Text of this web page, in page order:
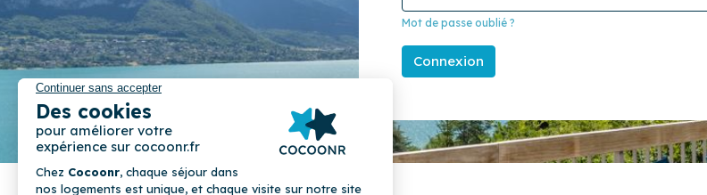
Mot de passe oublié ?
Connexion